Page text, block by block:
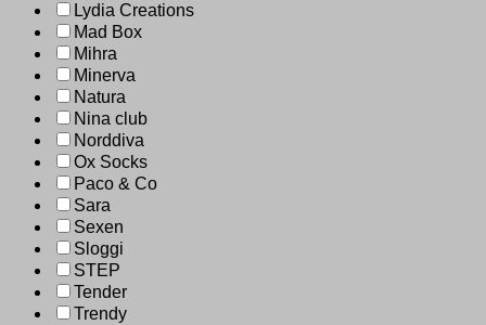
Lydia Creations
Mad Box
Mihra
Minerva
Natura
Nina club
Norddiva
Ox Socks
Paco & Co
Sara
Sexen
Sloggi
STEP
Tender
Trendy